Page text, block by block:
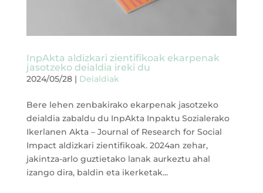
InpAkta aldizkari zientifikoak ekarpenak
jasotzeko deialdia ireki du
2024/05/28| Deialdiak
Bere lehen zenbakirako ekarpenak jasotzeko
deialdia zabaldu du InpAkta Inpaktu Sozialerako
Ikerlanen Akta – Journal of Research for Social
Impact aldizkari zientifikoak. 2024an zehar,
jakintza-arlo guztietako lanak aurkeztu ahal
izango dira, baldin eta ikerketak...